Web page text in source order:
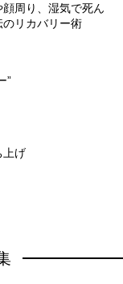
周り、湿気で死ん
リカバリー術
”
げ